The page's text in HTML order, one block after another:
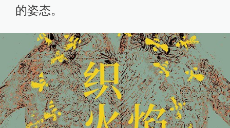
的姿态。